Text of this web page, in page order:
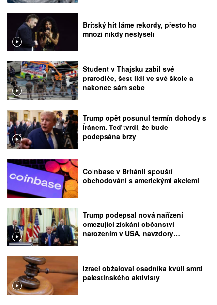
Britský hit láme rekordy, přesto ho
mnozí nikdy neslyšeli
Student v Thajsku zabil své
prarodiče, šest lidí ve své škole a
nakonec sám sebe
Trump opět posunul termín dohody s
Íránem. Teď tvrdí, že bude
podepsána brzy
Coinbase v Británii spouští
obchodování s americkými akciemi
Trump podepsal nová nařízení
omezující získání občanství
narozením v USA, navzdory
Izrael obžaloval osadníka kvůli smrti
palestinského aktivisty